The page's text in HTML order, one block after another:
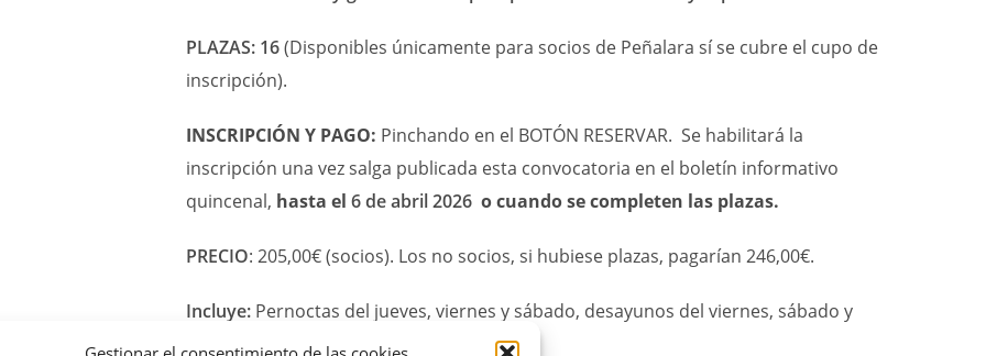
PLAZAS: 16(Disponibles únicamente para socios de Peñalara sí se cubre el cupo de
inscripción).
INSCRIPCIÓN Y PAGO: Pinchando en el BOTÓN RESERVAR. Se habilitará la
inscripción una vez salga publicada esta convocatoria en el boletín informativo
quincenal, hasta el 6deabril2026 o cuando se completen las plazas.
PRECIO: 205,00€ (socios). Los no socios, si hubiese plazas, pagarían 246,00€.
Incluye: Pernoctas del jueves, viernes y sábado, desayunos del viernes, sábado y
domingo, cenas del viernes y del sábado